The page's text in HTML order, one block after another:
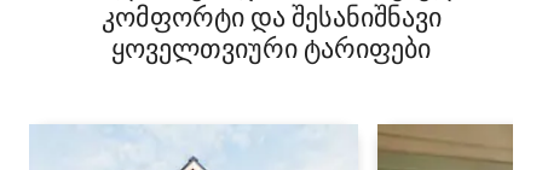
კომფორტი და შესანიშნავი
ყოველთვიური ტარიფები